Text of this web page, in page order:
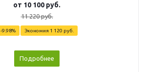
от 10 100 руб.
11 220 руб.
-9.98% Экономия 1 120 руб.
Подробнее